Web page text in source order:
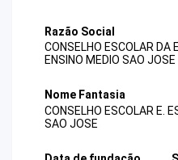
Razão Social
CONSELHO ESCOLAR DA
ENSINO MEDIO SAO JOSE
Nome Fantasia
CONSELHO ESCOLAR E.
SAO JOSE